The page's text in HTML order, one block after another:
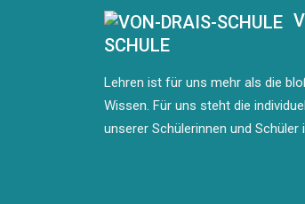
SCHULE
Lehren ist für uns mehr als die
Wissen. Für uns steht die
unserer Schülerinnen und Schüler